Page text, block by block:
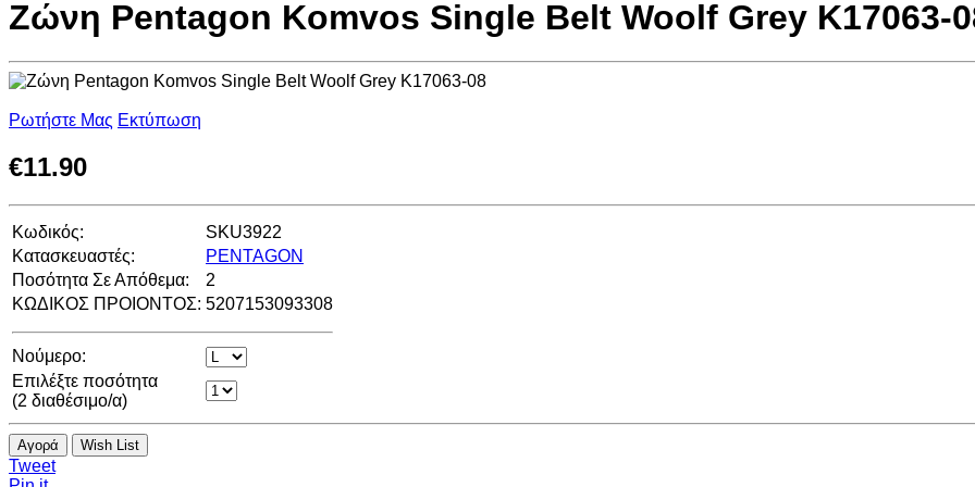
Ζώνη Pentagon Komvos Single Belt Woolf Grey K17063-
Ρωτήστε Μας Εκτύπωση
€11.90
Κωδικός:
SKU3922
Κατασκευαστές:
PENTAGON
Ποσότητα Σε Απόθεμα:
2
ΚΩΔΙΚΟΣ ΠΡΟΙΟΝΤΟΣ: 5207153093308
Νούμερο:
Επιλέξτε ποσότητα
(2 διαθέσιμο/α)
Αγορά Wish List
Tweet